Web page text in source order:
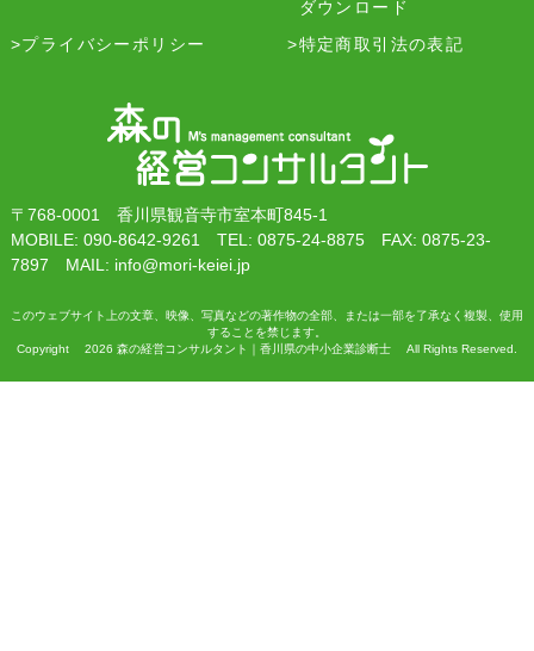
ダウンロード
プライバシーポリシー
特定商取引法の表記
〒768-0001 香川県観音寺市室本町845-1
MOBILE: 090-8642-9261 TEL: 0875-24-8875 FAX: 0875-23-
7897 MAIL: info@mori-keiei.jp
このウェブサイト上の文章、映像、写真などの著作物の全部、または一部を了承なく複製、使用
することを禁じます。
Copyright 2026 森の経営コンサルタント｜香川県の中小企業診断士 All Rights Reserved.